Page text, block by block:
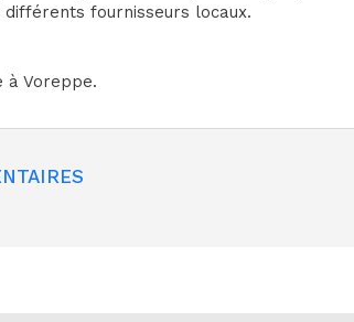
fournisseurs locaux.
à Voreppe.